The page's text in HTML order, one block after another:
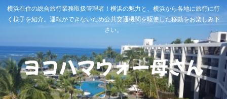
横浜在住の総合旅行業務取扱管理者！横浜の魅力と、横浜から各地に旅行に行
く様子を紹介。運転ができないため公共交通機関を駆使した移動をお楽しみ下
さい。